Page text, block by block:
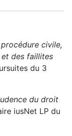
civile,
des faillites
du 3
du droit
iusNet LP du